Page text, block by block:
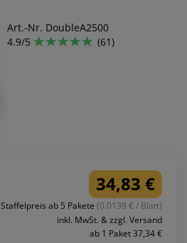
Art.-Nr. DoubleA2500
4.9/5
(61)
34,83 €
Staffelpreis ab 5 Pakete (0.0139 € / Blatt)
inkl. MwSt. & zzgl. Versand
ab 1 Paket 37,34 €